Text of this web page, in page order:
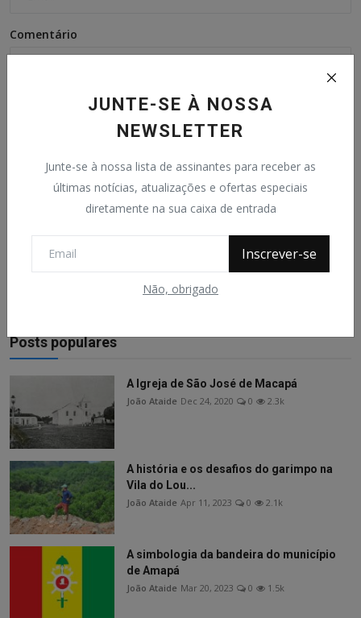
JUNTE-SE À NOSSA
NEWSLETTER
Junte-se à nossa lista de assinantes para receber as
últimas notícias, atualizações e ofertas especiais
diretamente na sua caixa de entrada
Inscrever-se
Não, obrigado
Comentário
Postar Comentário
Posts populares
A Igreja de São José de Macapá
João Ataide Dec 24, 2020 0 2.3k
A história e os desafios do garimpo na
Vila do Lou...
João Ataide Apr 11, 2023 0 2.1k
A simbologia da bandeira do município
de Amapá
João Ataide Mar 20, 2023 0 1.5k